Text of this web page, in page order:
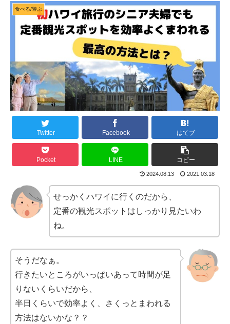
食べる/遊ぶ
Twitter Facebook はてブ
Pocket LINE コピー
2024.08.13 2021.03.18
せっかくハワイに行くのだから、
定番の観光スポットはしっかり見たいわ
ね。
そうだなぁ。
行きたいところがいっぱいあって時間が足
りないくらいだから、
半日くらいで効率よく、さくっとまわれる
方法はないかな？？